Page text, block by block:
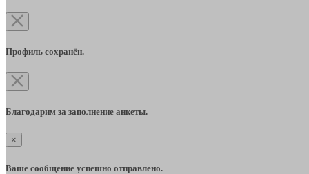
Профиль сохранён.
Благодарим за заполнение анкеты.
×
Ваше сообщение успешно отправлено.